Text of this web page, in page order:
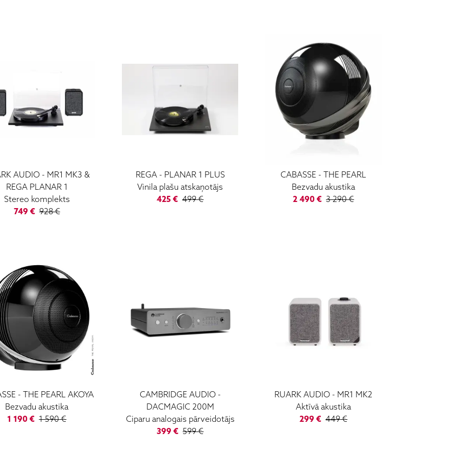
AUDIO- MR1 MK3 &
REGA PLANAR 1
Stereo komplekts
749€ 928€
REGA- PLANAR 1 PLUS
Vinila plašu atskaņotājs
425 € 499€
CABASSE - THE PEARL
Bezvadu akustika
2 490 € 3 290€
- THE PEARL AKOYA
Bezvadu akustika
1 190 € 1 590€
CAMBRIDGE AUDIO-
DACMAGIC 200M
Ciparu analogais pārveidotājs
399 € 599€
RUARK AUDIO - MR1 MK2
Aktīvā akustika
299 € 449€